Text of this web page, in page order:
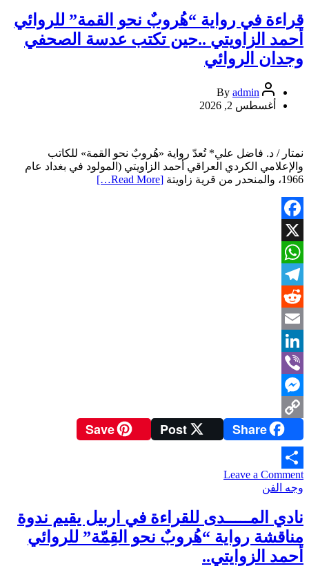
عن
رواية
«هروب
نحو
القمة»
أحمد
الزاويتي
قراءة في رواية “هُروبٌ نحو القمة” للروائي
أحمد الزاويتي ..حين تكتب عدسة الصحفي
وجدان الروائي
admin
أغسطس 2, 2026
نمتار / د. فاضل علي* تُعدّ رواية «هُروبٌ نحو القمة» للكاتب
والإعلامي الكردي العراقي أحمد الزاويتي (المولود في بغداد عام
1966، والمنحدر من قرية زاويتة
[Read More…]
Facebook
X
WhatsApp
Telegram
Reddit
Email
LinkedIn
Viber
Messenger
Copy
Link
Share
Post
Save
Share
Leave a Comment
on
رواية
“هُروبٌ
نحو
للروائي
وجه الفن
نادي المـــــدى للقراءة في اربيل يقيم ندوة
مناقشة رواية “هُروبٌ نحو القِمّة” للروائي
أحمد الزوايتي..